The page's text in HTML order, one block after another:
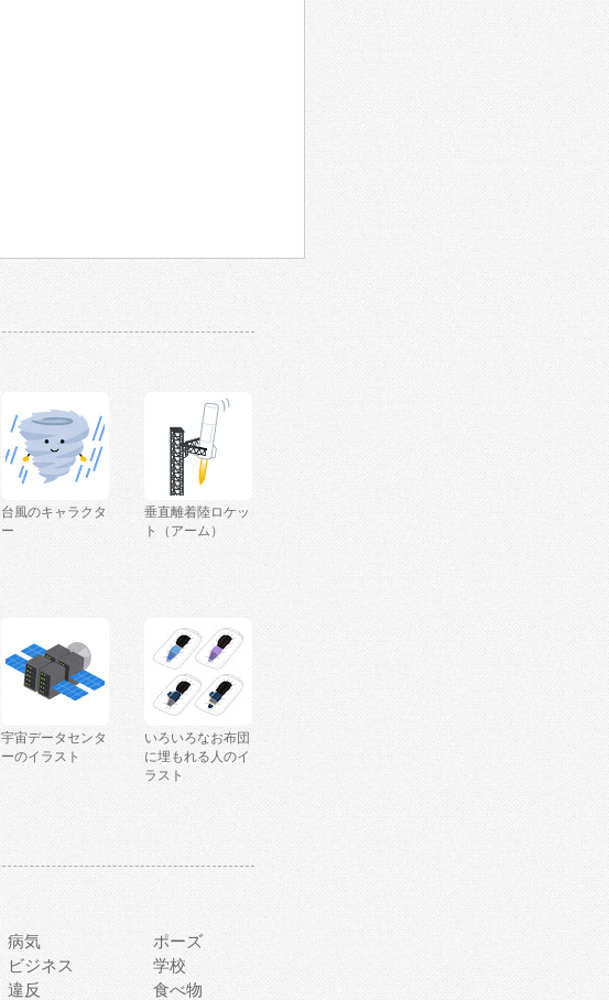
台風のキャラクタ
ー
垂直離着陸ロケッ
ト（アーム）
宇宙データセンタ
ーのイラスト
いろいろなお布団
に埋もれる人のイ
ラスト
病気
ポーズ
ビジネス
学校
違反
食べ物